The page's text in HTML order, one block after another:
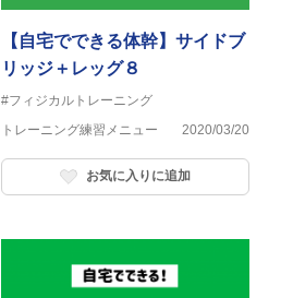
【自宅でできる体幹】サイドブ
リッジ＋レッグ８
#フィジカルトレーニング
トレーニング練習メニュー
2020/03/20
お気に入りに追加